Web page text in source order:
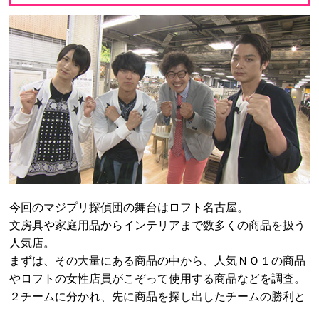
今回のマジプリ探偵団の舞台はロフト名古屋。
文房具や家庭用品からインテリアまで数多くの商品を扱う
人気店。
まずは、その大量にある商品の中から、人気ＮＯ１の商品
やロフトの女性店員がこぞって使用する商品などを調査。
２チームに分かれ、先に商品を探し出したチームの勝利と